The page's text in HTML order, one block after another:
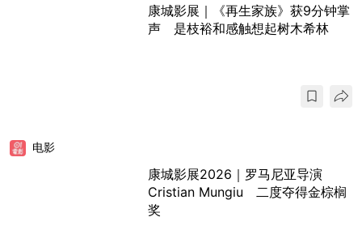
康城影展｜《再生家族》获9分钟掌
声 是枝裕和感触想起树木希林
电影
康城影展2026｜罗马尼亚导演
Cristian Mungiu 二度夺得金棕榈
奖